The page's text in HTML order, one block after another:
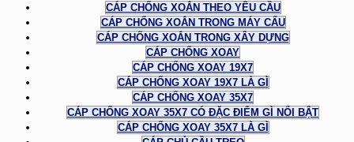
CÁP CHỐNG XOẮN THEO YÊU CẦU
CÁP CHỐNG XOẮN TRONG MÁY CẨU
CÁP CHỐNG XOẮN TRONG XÂY DỰNG
CÁP CHỐNG XOAY
CÁP CHỐNG XOAY 19X7
CÁP CHỐNG XOAY 19X7 LÀ GÌ
CÁP CHỐNG XOAY 35X7
CÁP CHỐNG XOAY 35X7 CÓ ĐẶC ĐIỂM GÌ NỔI BẬT
CÁP CHỐNG XOAY 35X7 LÀ GÌ